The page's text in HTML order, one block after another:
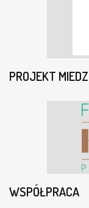
PROJEKT
WSPÓŁPRACA